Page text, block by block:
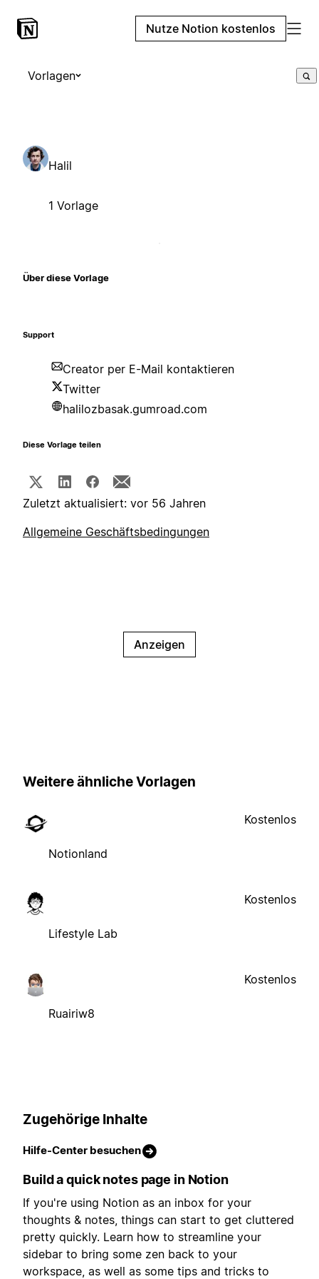
Nutze Notion kostenlos
Vorlagen
Halil
1 Vorlage
Über diese Vorlage
Support
Creator per E-Mail kontaktieren
Twitter
halilozbasak.gumroad.com
Diese Vorlage teilen
Zuletzt aktualisiert: vor 56 Jahren
Allgemeine Geschäftsbedingungen
Anzeigen
Weitere ähnliche Vorlagen
Notionland
Kostenlos
Lifestyle Lab
Kostenlos
Ruairiw8
Kostenlos
Zugehörige Inhalte
Hilfe-Center besuchen
Build a quick notes page in Notion
If you're using Notion as an inbox for your
thoughts & notes, things can start to get cluttered
pretty quickly. Learn how to streamline your
sidebar to bring some zen back to your
workspace, as well as some tips and tricks to